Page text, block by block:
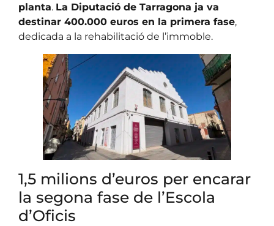
planta. La Diputació de Tarragona ja va
destinar 400.000 euros en la primera fase,
dedicada a la rehabilitació de l’immoble.
1,5 milions d’euros per encarar
la segona fase de l’Escola
d’Oficis